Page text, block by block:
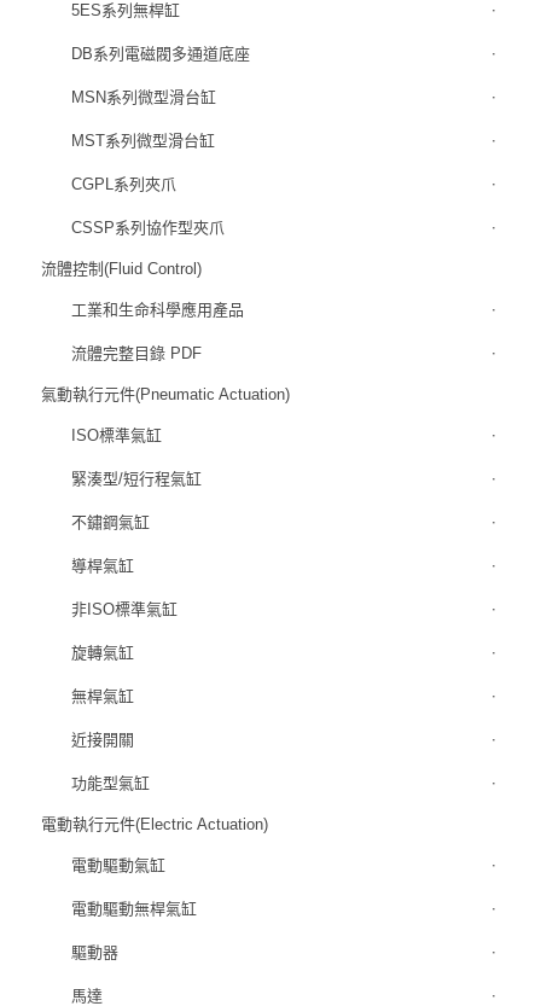
5ES系列無桿缸
DB系列電磁閥多通道底座
MSN系列微型滑台缸
MST系列微型滑台缸
CGPL系列夾爪
CSSP系列協作型夾爪
流體控制(Fluid Control)
工業和生命科學應用產品
流體完整目錄 PDF
氣動執行元件(Pneumatic Actuation)
ISO標準氣缸
緊湊型/短行程氣缸
不鏽鋼氣缸
導桿氣缸
非ISO標準氣缸
旋轉氣缸
無桿氣缸
近接開關
功能型氣缸
電動執行元件(Electric Actuation)
電動驅動氣缸
電動驅動無桿氣缸
驅動器
馬達